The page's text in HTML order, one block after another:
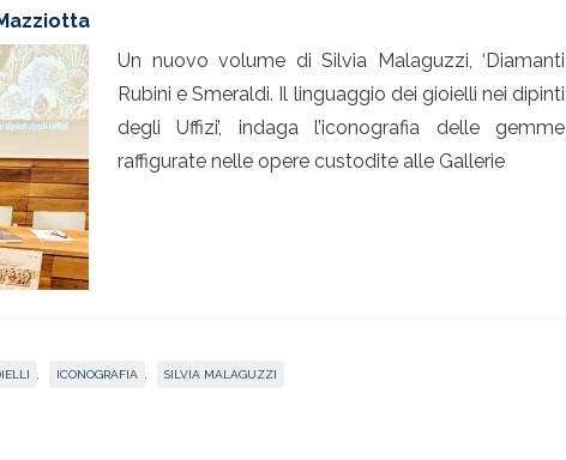
Un nuovo volume di Silvia Malaguzzi, ‘Diamanti
Rubini e Smeraldi. Il linguaggio dei gioielli nei dipinti
degli Uffizi’, indaga l’iconografia delle gemme
raffigurate nelle opere custodite alle Gallerie
ICONOGRAFIA SILVIA MALAGUZZI